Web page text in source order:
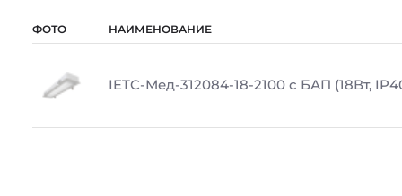
ФОТО НАИМЕНОВАНИЕ
IETC-Мед-312084-18-2100 с БАП (18Вт,